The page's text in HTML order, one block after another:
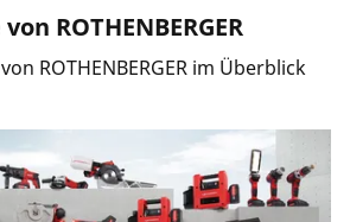
ROTHENBERGER
ROTHENBERGER im Überblick